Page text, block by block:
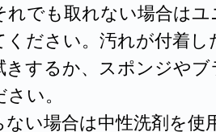
れでも取れない場合は
ください。汚れが付着し
きするか、スポンジや
い。
い場合は中性洗剤を使